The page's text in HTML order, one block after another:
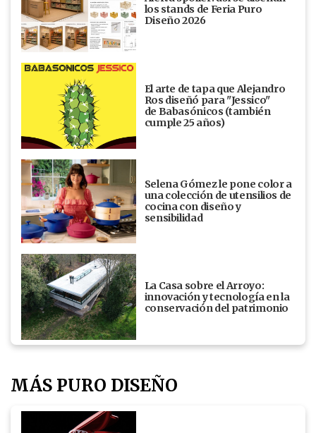
los stands de Feria Puro
Diseño 2026
El arte de tapa que Alejandro
Ros diseñó para "Jessico"
de Babasónicos (también
cumple 25 años)
Selena Gómez le pone color a
una colección de utensilios de
cocina con diseño y
sensibilidad
La Casa sobre el Arroyo:
innovación y tecnología en la
conservación del patrimonio
MÁS PURO DISEÑO